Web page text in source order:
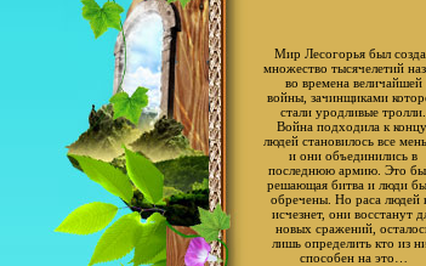
Мир Лесогорья был
множество тысячелетий
во времена величайшей
войны, зачинщиками
стали уродливые тролли.
Война подходила к концу,
людей становилось все
и они объединились в
последнюю армию. Это
решающая битва и люди
обречены. Но раса людей
исчезнет, они восстанут
новых сражений,
лишь определить кто из
способен на это…